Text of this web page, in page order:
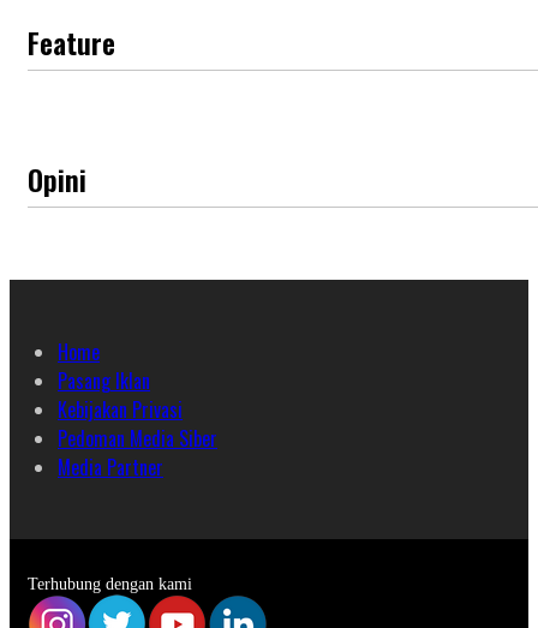
Feature
Opini
Home
Pasang Iklan
Kebijakan Privasi
Pedoman Media Siber
Media Partner
Terhubung dengan kami